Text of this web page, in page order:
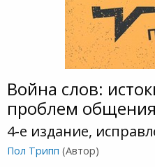
Война слов:
проблем общения
4-е издание,
Пол Трипп (Автор)